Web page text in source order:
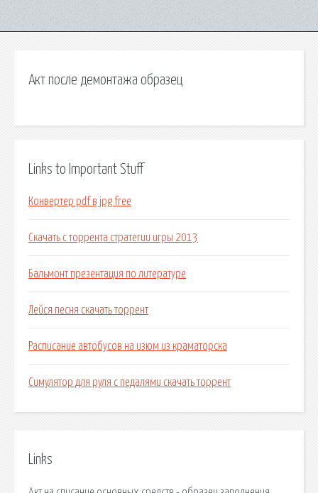
Акт после демонтажа образец
Links to Important Stuff
Конвертер pdf в jpg free
Скачать с торрента стратегии игры 2013
Бальмонт презентация по литературе
Лейся песня скачать торрент
Расписание автобусов на изюм из краматорска
Симулятор для руля с педалями скачать торрент
Links